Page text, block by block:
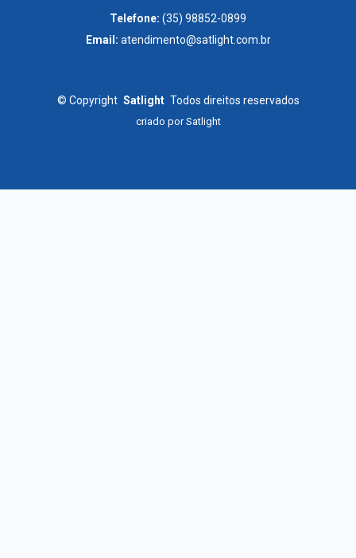
Telefone: (35) 98852-0899
Email: atendimento@satlight.com.br
© Copyright Satlight Todos direitos reservados
criado porSatlight